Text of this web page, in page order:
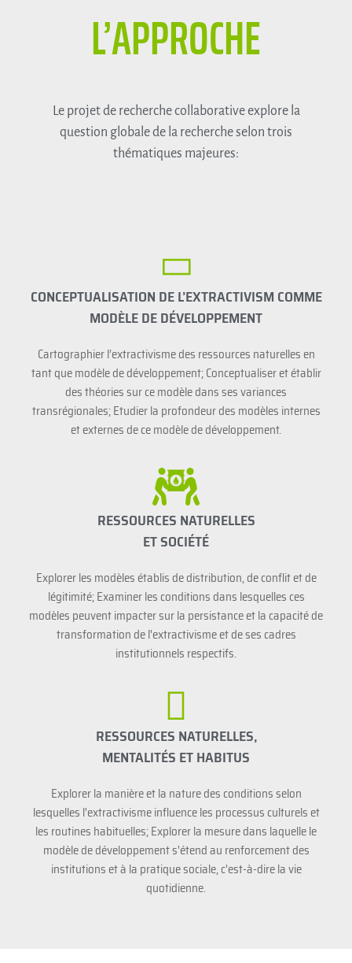
L’APPROCHE
Le projet de recherche collaborative explore la
question globale de la recherche selon trois
thématiques majeures:
CONCEPTUALISATION DE L’EXTRACTIVISM COMME
MODÈLE DE DÉVELOPPEMENT
Cartographier l’extractivisme des ressources naturelles en
tant que modèle de développement; Conceptualiser et établir
des théories sur ce modèle dans ses variances
transrégionales; Etudier la profondeur des modèles internes
et externes de ce modèle de développement.
RESSOURCES NATURELLES
ET SOCIÉTÉ
Explorer les modèles établis de distribution, de conflit et de
légitimité; Examiner les conditions dans lesquelles ces
modèles peuvent impacter sur la persistance et la capacité de
transformation de l'extractivisme et de ses cadres
institutionnels respectifs.
RESSOURCES NATURELLES,
MENTALITÉS ET HABITUS
Explorer la manière et la nature des conditions selon
lesquelles l'extractivisme influence les processus culturels et
les routines habituelles; Explorer la mesure dans laquelle le
modèle de développement s'étend au renforcement des
institutions et à la pratique sociale, c'est-à-dire la vie
quotidienne.